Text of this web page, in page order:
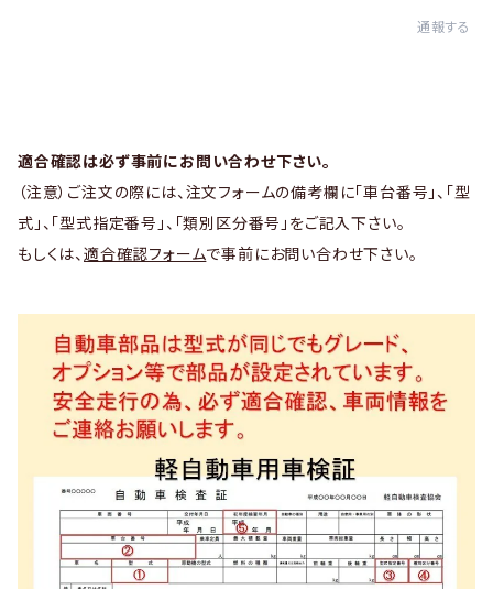
通報する
適合確認は必ず事前にお問い合わせ下さい。
（注意）ご注文の際には、注文フォームの備考欄に「車台番号」、「型
式」、「型式指定番号」、「類別区分番号」をご記入下さい。
もしくは、 適合確認フォームで事前にお問い合わせ下さい。